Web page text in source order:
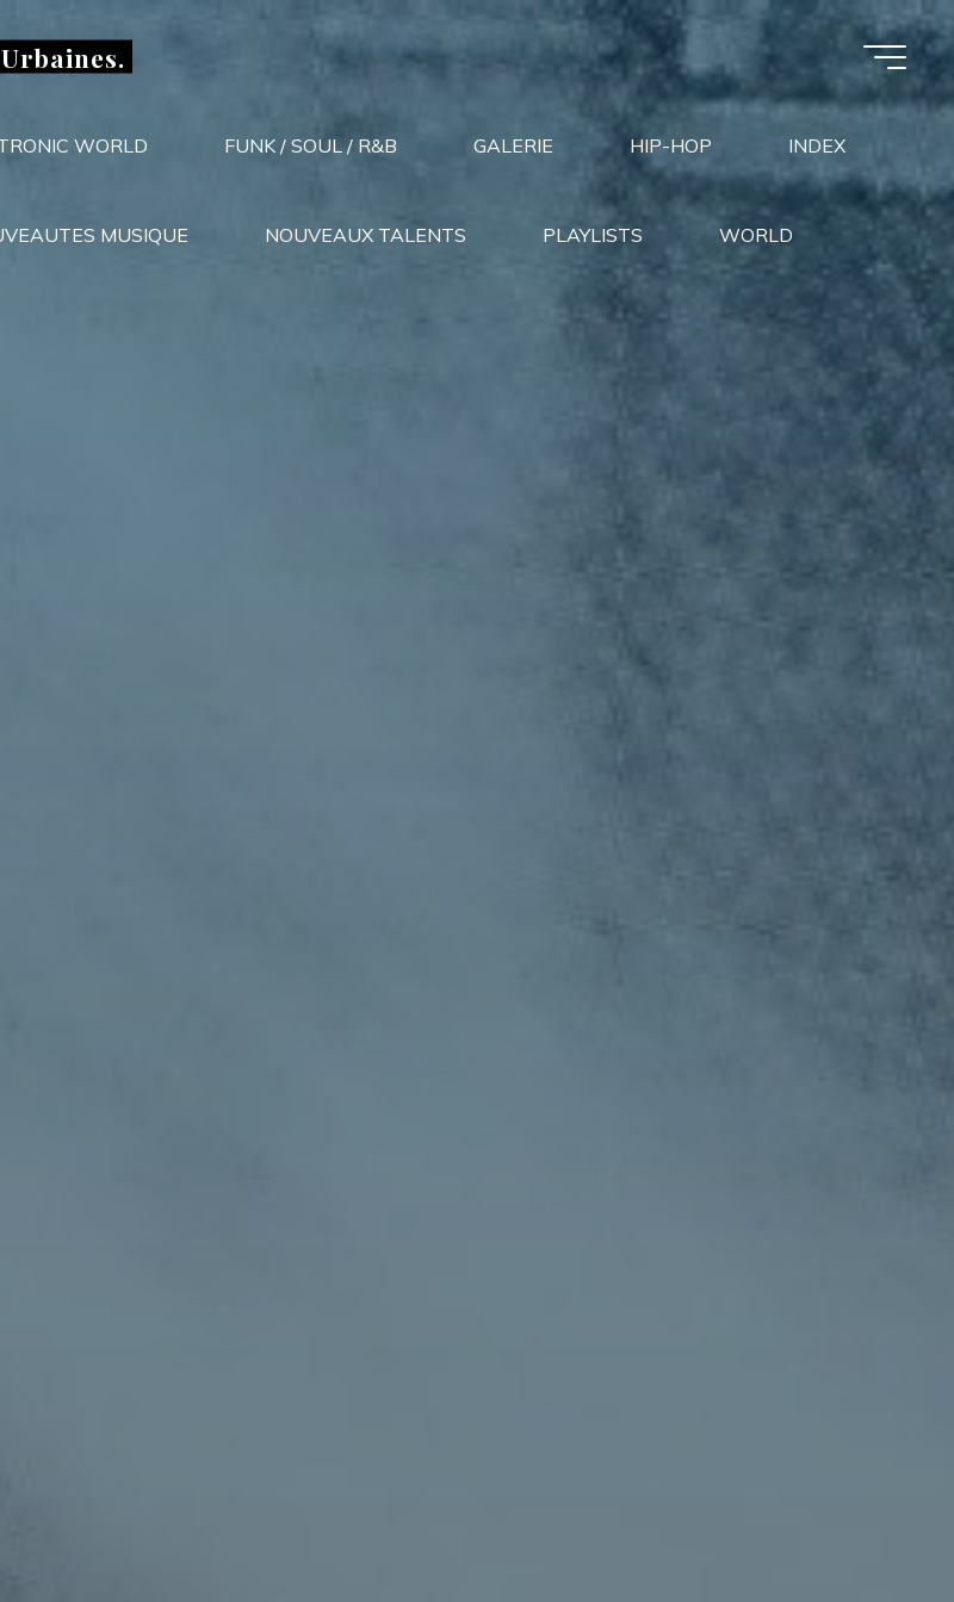
WORLD FUNK / SOUL / R&B GALERIE HIP-HOP INDEX
MUSIQUE NOUVEAUX TALENTS PLAYLISTS WORLD